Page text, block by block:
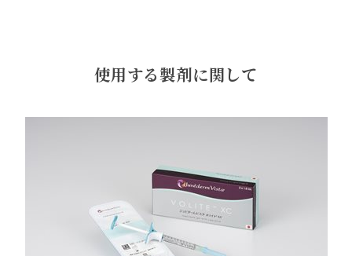
使用する製剤に関して